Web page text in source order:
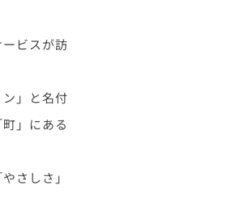
ビスが訪
」と名付
」にある
さしさ」